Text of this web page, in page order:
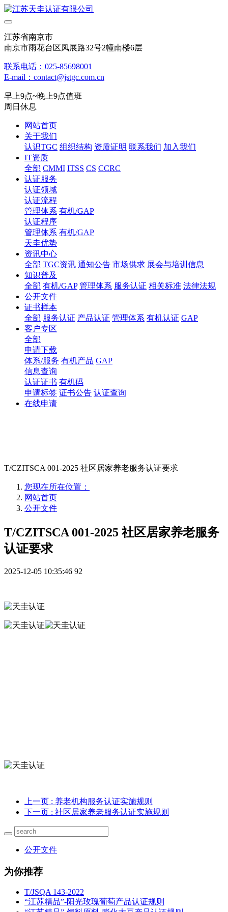
江苏省南京市
南京市雨花台区凤展路32号2幢南楼6层
联系电话：025-85698001
E-mail：contact@jstgc.com.cn
早上9点~晚上9点值班
周日休息
网站首页
关于我们
认识TGC 组织结构 资质证明 联系我们 加入我们
IT资质
全部 CMMI ITSS CS CCRC
认证服务
认证领域
认证流程
管理体系 有机/GAP
认证程序
管理体系 有机/GAP
天圭优势
资讯中心
全部 TGC资讯 通知公告 市场供求 展会与培训信息
知识普及
全部 有机/GAP 管理体系 服务认证 相关标准 法律法规
公开文件
证书样本
全部 服务认证 产品认证 管理体系 有机认证 GAP
客户专区
全部
申请下载
体系/服务 有机产品 GAP
信息查询
认证证书 有机码
申请标签 证书公告 认证查询
在线申请
T/CZITSCA 001-2025 社区居家养老服务认证要求
您现在所在位置：
网站首页
公开文件
T/CZITSCA 001-2025 社区居家养老服务
认证要求
2025-12-05 10:35:46 92
上一页 : 养老机构服务认证实施规则
下一页 : 社区居家养老服务认证实施规则
公开文件
为你推荐
T/JSQA 143-2022
“江苏精品”-阳光玫瑰葡萄产品认证规则